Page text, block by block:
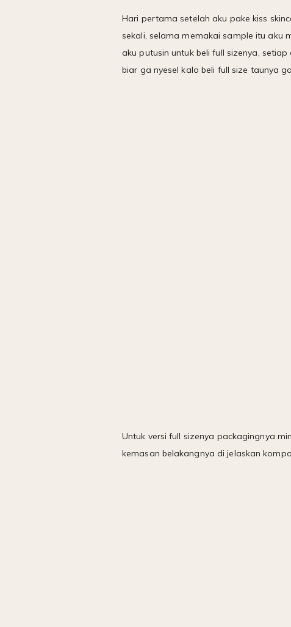
Hari pertama setelah aku pake kiss
sekali, selama memakai sample itu aku
aku putusin untuk beli full sizenya,
biar ga nyesel kalo beli full size taunya
Untuk versi full sizenya packagingnya
kemasan belakangnya di jelaskan